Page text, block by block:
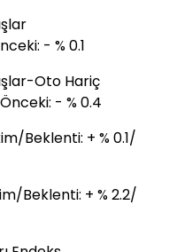
- % 0.1
Oto Hariç
- % 0.4
Beklenti: + % 0.1/
Beklenti: + % 2.2/